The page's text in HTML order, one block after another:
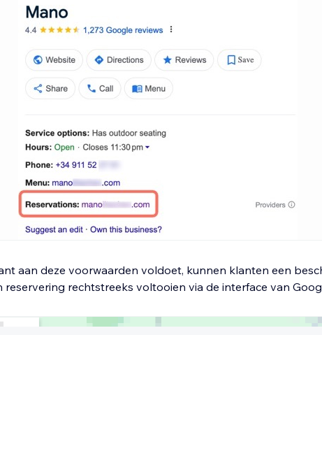
aan deze voorwaarden voldoet, kunnen klanten een
reservering rechtstreeks voltooien via de interface van